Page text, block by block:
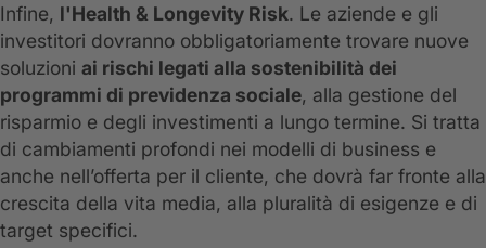
Infine, l'Health & Longevity Risk. Le aziende e gli
investitori dovranno obbligatoriamente trovare nuove
soluzioni ai rischi legati alla sostenibilità dei
programmi di previdenza sociale, alla gestione del
risparmio e degli investimenti a lungo termine. Si tratta
di cambiamenti profondi nei modelli di business e
anche nell’offerta per il cliente, che dovrà far fronte alla
crescita della vita media, alla pluralità di esigenze e di
target specifici.